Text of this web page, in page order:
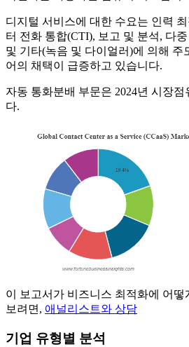
디지털 서비스에 대한 수요는 인력
터 전화 통합(CTI), 보고 및 분석, 다
및 기타(녹음 및 다이얼러)에 의해 주
어의 채택이 급증하고 있습니다.
자동 통화분배 부문은 2024년 시장점
다.
이 보고서가 비즈니스 최적화에 어
보려면, 애널리스트와 상담
기업 유형별 분석